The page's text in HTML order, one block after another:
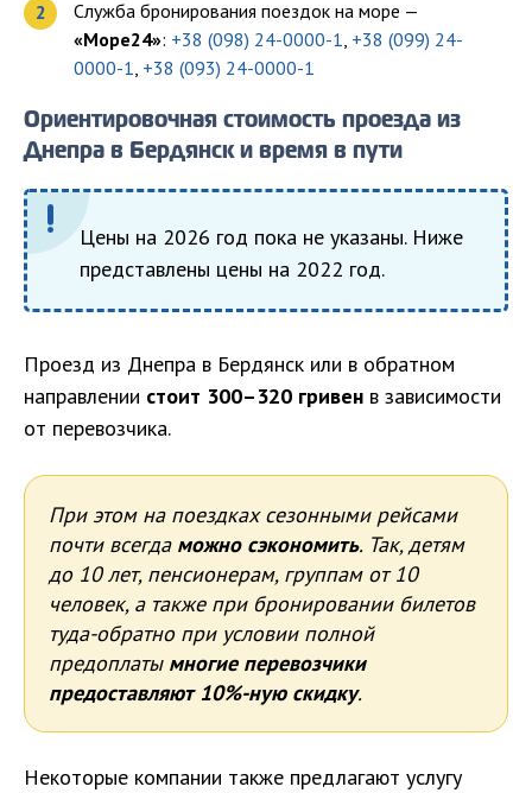
Служба бронирования поездок на море —
«Море24»: +38 (098) 24-0000-1, +38 (099) 24-
0000-1, +38 (093) 24-0000-1
Ориентировочная стоимость проезда из
Днепра в Бердянск и время в пути
Цены на 2026 год пока не указаны. Ниже
представлены цены на 2022 год.
Проезд из Днепра в Бердянск или в обратном
направлении стоит 300–320 гривен в зависимости
от перевозчика.
При этом на поездках сезонными рейсами
почти всегда можно сэкономить. Так, детям
до 10 лет, пенсионерам, группам от 10
человек, а также при бронировании билетов
туда-обратно при условии полной
предоплаты многие перевозчики
предоставляют 10%-ную скидку.
Некоторые компании также предлагают услугу